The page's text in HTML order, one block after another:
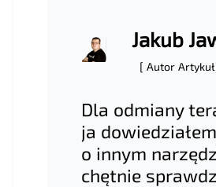
Jakub
[ Autor
Dla odmiany
ja
o innym
chętnie